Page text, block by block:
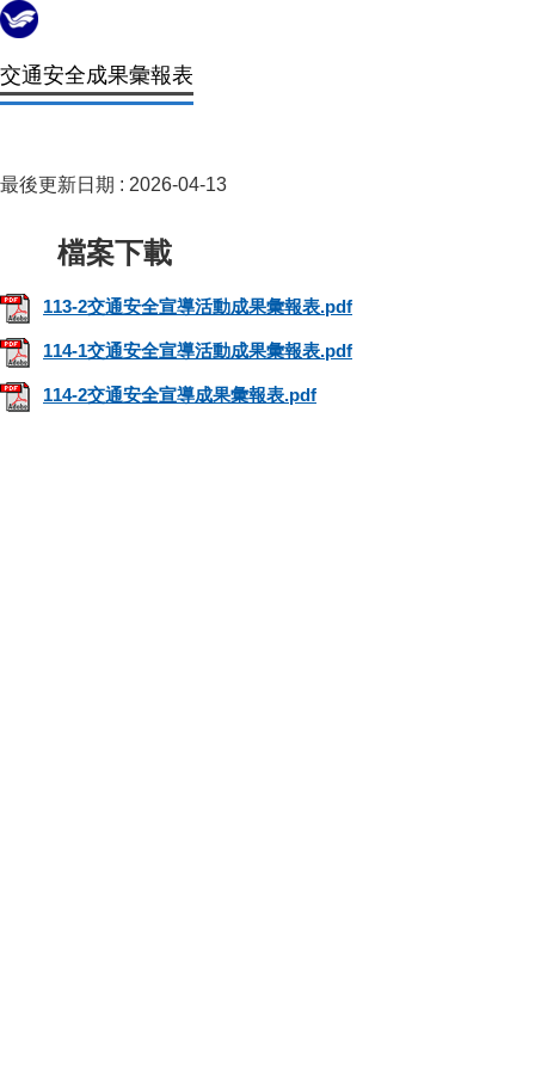
交通安全成果彙報表
最後更新日期 : 2026-04-13
113-2交通安全宣導活動成果彙報表.pdf
114-1交通安全宣導活動成果彙報表.pdf
114-2交通安全宣導成果彙報表.pdf